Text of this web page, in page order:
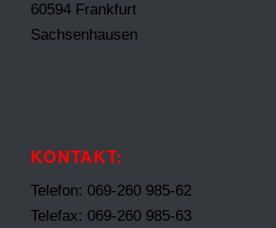
60594 Frankfurt
Sachsenhausen
KONTAKT:
Telefon: 069-260 985-62
Telefax: 069-260 985-63